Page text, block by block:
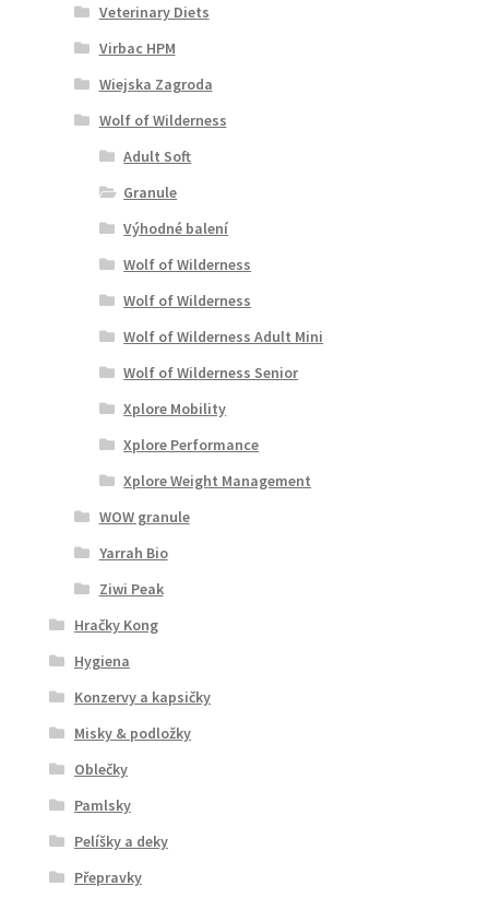
Veterinary Diets
Virbac HPM
Wiejska Zagroda
Wolf of Wilderness
Adult Soft
Granule
Výhodné balení
Wolf of Wilderness
Wolf of Wilderness
Wolf of Wilderness Adult Mini
Wolf of Wilderness Senior
Xplore Mobility
Xplore Performance
Xplore Weight Management
WOW granule
Yarrah Bio
Ziwi Peak
Hračky Kong
Hygiena
Konzervy a kapsičky
Misky & podložky
Oblečky
Pamlsky
Pelíšky a deky
Přepravky